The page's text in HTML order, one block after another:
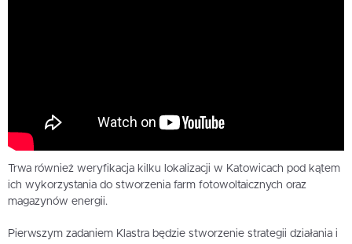
Trwa również weryfikacja kilku lokalizacji w Katowicach pod kątem
ich wykorzystania do stworzenia farm fotowoltaicznych oraz
magazynów energii.
Pierwszym zadaniem Klastra będzie stworzenie strategii działania i